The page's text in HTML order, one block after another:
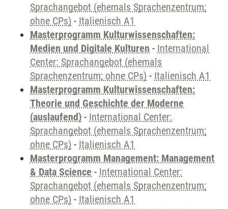
Sprachangebot (ehemals Sprachenzentrum;
ohne CPs) - Italienisch A1
Masterprogramm Kulturwissenschaften:
Medien und Digitale Kulturen - International
Center: Sprachangebot (ehemals
Sprachenzentrum; ohne CPs) - Italienisch A1
Masterprogramm Kulturwissenschaften:
Theorie und Geschichte der Moderne
(auslaufend) - International Center:
Sprachangebot (ehemals Sprachenzentrum;
ohne CPs) - Italienisch A1
Masterprogramm Management: Management
& Data Science - International Center:
Sprachangebot (ehemals Sprachenzentrum;
ohne CPs) - Italienisch A1